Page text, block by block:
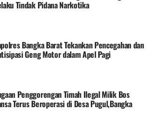
Tindak Pidana Narkotika
Bangka Barat Tekankan Pencegahan dan
Geng Motor dalam Apel Pagi
Penggorengan Timah Ilegal Milik Bos
Terus Beroperasi di Desa Pugul,Bangka
Hukum yang Masih Menjadi Tanda Tanya